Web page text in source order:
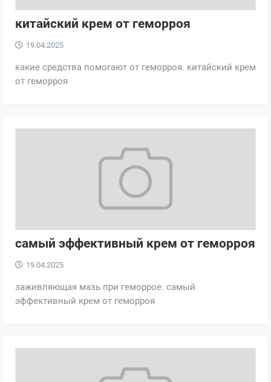
китайский крем от геморроя
19.04.2025
какие средства помогают от геморроя. китайский крем
от геморроя
самый эффективный крем от геморроя
19.04.2025
заживляющая мазь при геморрое. самый
эффективный крем от геморроя